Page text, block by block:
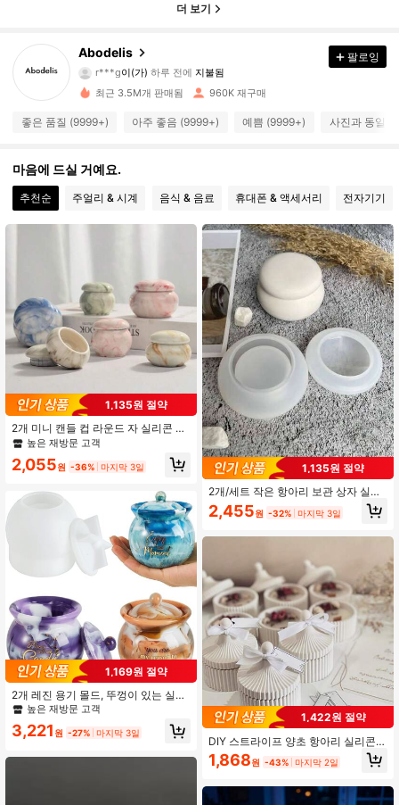
더 보기
Abodelis
4.87
37K 팔로워
r***g이(가)하루 전에 지불됨
4.87
4.87 37K 팔로워
4.87 37K 팔로워
4.87 37K 팔로워
4.87
4.87
37K 팔로워
4.87 37K 팔로워
37K 팔로워
팔로잉
최근 3.5M개 판매됨 960K 재구매
좋은 품질 (9999+) 아주 좋음 (9999+) 예쁨 (9999+) 사진과 동일
마음에 드실 거예요.
추천순 주얼리 & 시계 음식 & 음료 휴대폰 & 액세서리 전자기기
1,135원 절약
2개 미니 캔들 컵 라운드 자 실리콘 몰
드 세트, DIY 수제 석고 레진 캔들 컵
관 용기 액체 분말 보관 용기 실리콘
높은 재방문 고객
2,055원 -36% 마지막 3일
1,169원 절약
2개 레진 용기 몰드, 뚜껑이 있는 실리
콘 용기 몰드, 에폭시 레진 캐스팅 몰
높은 재방문 고객
3,221 원 -27% 마지막 3일
1,135원 절약
2개/세트 작은 항아리 보관 상자 실리
콘 몰드 베이스 + 뚜껑, DIY 작은 항아
리 아로마 테라피 캔들 컵 석고 몰드,
2,455원 -32% 마지막 3일
1,422원 절약
DIY 스트라이프 양초 항아리 실리콘
몰드, 둥근 스트라이프 보석 보관 상자
몰드, 점토 제작 에폭시 수지 석고 콘
크리트 꽃 냄비
1,868원 -43% 마지막 2일